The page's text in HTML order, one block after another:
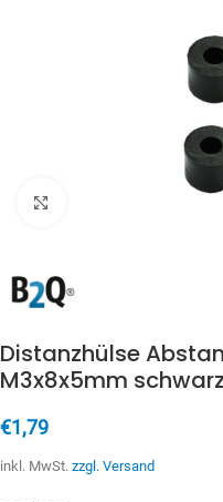
Distanzhülse
M3x8x5mm
€1,79
inkl. MwSt. zzgl. Versand